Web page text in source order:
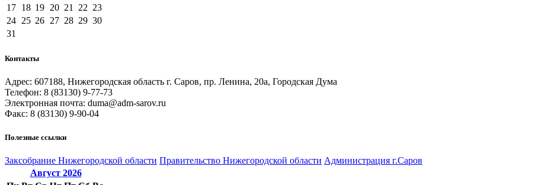
17 18 19 20 21 22 23
24 25 26 27 28 29 30
31
Контакты
Адрес: 607188, Нижегородская область г. Саров, пр. Ленина, 20а, Городская Дума
Телефон: 8 (83130) 9-77-73
Электронная почта: duma@adm-sarov.ru
Факс: 8 (83130) 9-90-04
Полезные ссылки
Закcобрание Нижегородской области Правительство Нижегородской области Администрация г.Саров
Август 2026